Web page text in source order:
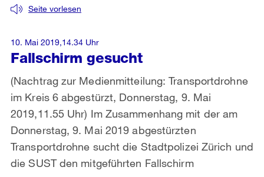
Fallschirm gesucht
Seite vorlesen
(Nachtrag zur Medienmitteilung: Transportdrohne
im Kreis 6 abgestürzt, Donnerstag, 9. Mai
2019,11.55 Uhr) Im Zusammenhang mit der am
Donnerstag, 9. Mai 2019 abgestürzten
Transportdrohne sucht die Stadtpolizei Zürich und
die SUST den mitgeführten Fallschirm
10. Mai 2019,14.34 Uhr